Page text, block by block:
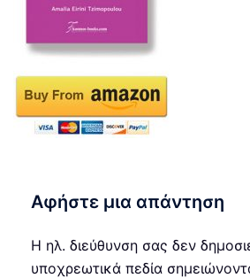
Αφήστε μια απάντηση
Η ηλ. διεύθυνση σας δεν
υποχρεωτικά πεδία